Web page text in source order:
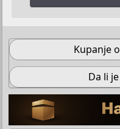
Kupanje
Da li